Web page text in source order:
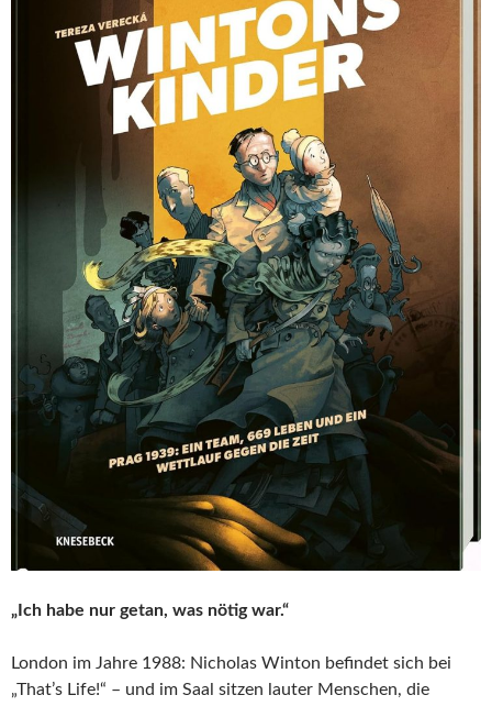
„Ich habe nur getan, was nötig war.“
London im Jahre 1988: Nicholas Winton befindet sich bei
„That’s Life!“ – und im Saal sitzen lauter Menschen, die